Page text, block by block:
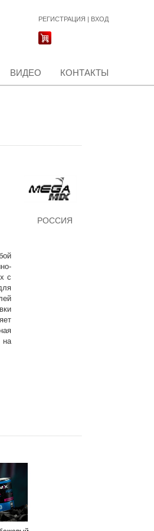
РЕГИСТРАЦИЯ | ВХОД
ВИДЕО КОНТАКТЫ
с
на
РОССИЯ